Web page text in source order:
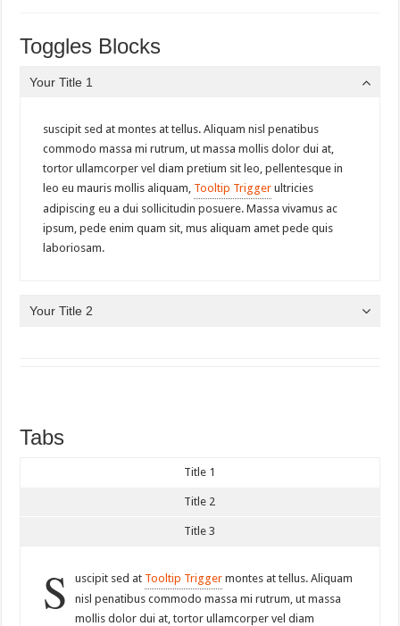
Toggles Blocks
Your Title 1
suscipit sed at montes at tellus. Aliquam nisl penatibus
commodo massa mi rutrum, ut massa mollis dolor dui at,
tortor ullamcorper vel diam pretium sit leo, pellentesque in
leo eu mauris mollis aliquam, Tooltip Trigger ultricies
adipiscing eu a dui sollicitudin posuere. Massa vivamus ac
ipsum, pede enim quam sit, mus aliquam amet pede quis
laboriosam.
Your Title 2
Tabs
Title 1
Title 2
Title 3
S uscipit sed at Tooltip Trigger montes at tellus. Aliquam
nisl penatibus commodo massa mi rutrum, ut massa
mollis dolor dui at, tortor ullamcorper vel diam